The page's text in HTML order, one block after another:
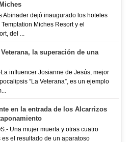
Abinader dejó inaugurado los hoteles
Miches Resort y el
del ...
la superación de una
influencer Josianne de Jesús, mejor
“La Veterana”, es un ejemplo
en la entrada de los Alcarrizos
Una mujer muerta y otras cuatro
el resultado de un aparatoso